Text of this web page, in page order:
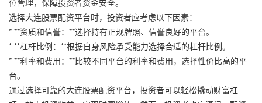
选择大连股票配资平台时，投资者应考虑以下因素：
* **资质和信誉：**选择持有正规牌照、信誉良好的平台。
* **杠杆比例：**根据自身风险承受能力选择合适的杠杆比例。
* **利率和费用：**比较不同平台的利率和费用，选择性价比高的平
台。
通过选择可靠的大连股票配资平台，投资者可以轻松撬动财富杠